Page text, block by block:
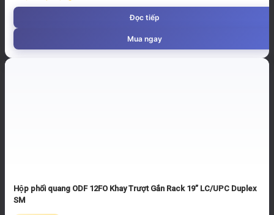
Đọc tiếp
Mua ngay
Hộp phối quang ODF 12FO Khay Trượt Gắn Rack 19” LC/UPC Duplex
SM